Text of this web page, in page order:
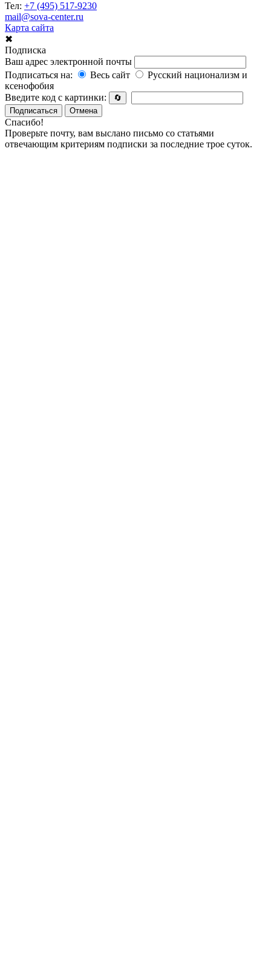
Тел: +7 (495) 517-9230
mail@sova-center.ru
Карта сайта
✖
Подписка
Ваш адрес электронной почты
Подписаться на:
Весь сайт
Русский национализм и
ксенофобия
Введите код с картинки:
🔄
Подписаться
Отмена
Спасибо!
Проверьте почту, вам выслано письмо со статьями
отвечающим критериям подписки за последние трое суток.